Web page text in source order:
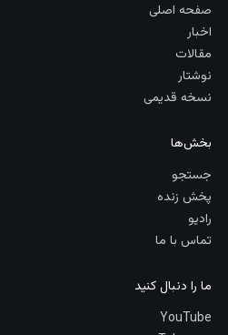
صفحه اصلی
اخبار
مقالات
نوشتار
نسخه قدیمی
بخش‌ها
جستجو
پخش زنده
رادیو
تماس با ما
ما را دنبال کنید
YouTube